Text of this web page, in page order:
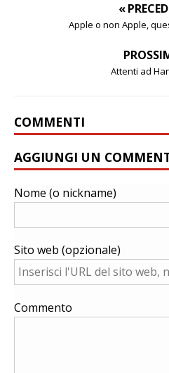
«
Apple o non Apple,
Attenti ad
COMMENTI
AGGIUNGI UN
Nome (o nickname)
Sito web (opzionale)
Commento